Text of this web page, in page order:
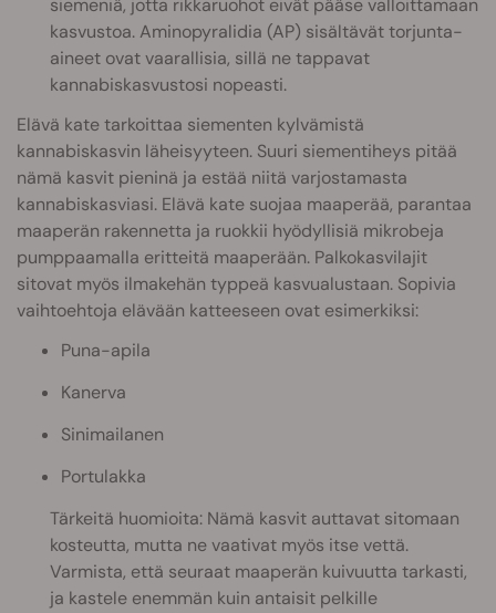
siemeniä, jotta rikkaruohot eivät pääse valloittamaan
kasvustoa. Aminopyralidia (AP) sisältävät torjunta-
aineet ovat vaarallisia, sillä ne tappavat
kannabiskasvustosi nopeasti.
Elävä kate tarkoittaa siementen kylvämistä
kannabiskasvin läheisyyteen. Suuri siementiheys pitää
nämä kasvit pieninä ja estää niitä varjostamasta
kannabiskasviasi. Elävä kate suojaa maaperää, parantaa
maaperän rakennetta ja ruokkii hyödyllisiä mikrobeja
pumppaamalla eritteitä maaperään. Palkokasvilajit
sitovat myös ilmakehän typpeä kasvualustaan. Sopivia
vaihtoehtoja elävään katteeseen ovat esimerkiksi:
Puna-apila
Kanerva
Sinimailanen
Portulakka
Tärkeitä huomioita: Nämä kasvit auttavat sitomaan
kosteutta, mutta ne vaativat myös itse vettä.
Varmista, että seuraat maaperän kuivuutta tarkasti,
ja kastele enemmän kuin antaisit pelkille